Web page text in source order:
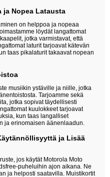
ja Nopea Latausta
on helppoa ja nopeaa
löydät langattomat
jotka varmistavat, että
laturit tarjoavat kätevän
taas pikalaturit takaavat nopean
musiikin ystäville ja niille, jotka
Tarjoamme sekä
jotka sopivat täydellisesti
kuulokkeet tarjoavat
kun taas langalliset
ja erinomaisen äänenlaadun.
ja Lisää
jos käytät Motorola Moto
puheluihin ajon aikana. Ne
ja helposti saatavilla. Muistikortit